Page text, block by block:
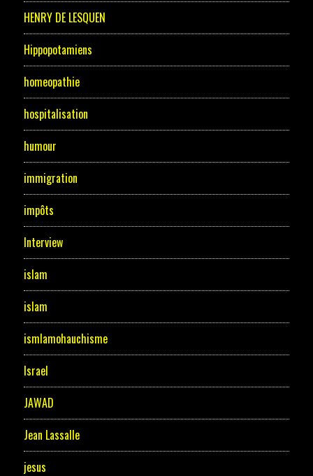
HENRY DE LESQUEN
Hippopotamiens
homeopathie
hospitalisation
humour
immigration
impôts
Interview
islam
islam
ismlamohauchisme
Israel
JAWAD
Jean Lassalle
jesus